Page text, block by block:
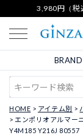
3,980円（税
BRAND
HOME アイテム別
エンポリオアルマー
Y4M185 Y216J 80557